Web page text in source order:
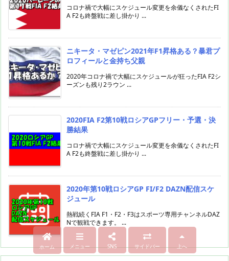
コロナ禍で大幅にスケジュール変更を余儀なくされたFI
A F2も終盤戦に差し掛かり ...
ニキータ・マゼピン2021年F1昇格ある？暴君プ
ロフィールと金持ち父親
2020年コロナ禍で大幅にスケジュールが狂ったFIA F2シ
ーズンも残り2ラウン ...
2020FIA F2第10戦ロシアGPフリー・予選・決
勝結果
コロナ禍で大幅にスケジュール変更を余儀なくされたFI
A F2も終盤戦に差し掛かり ...
2020年第10戦ロシアGP FI/F2 DAZN配信スケ
ジュール
熱戦続くFIA F1・F2・F3はスポーツ専用チャンネルDAZ
Nで観戦できます。 ...
ホーム メニュー SNS サイドバー 上へ